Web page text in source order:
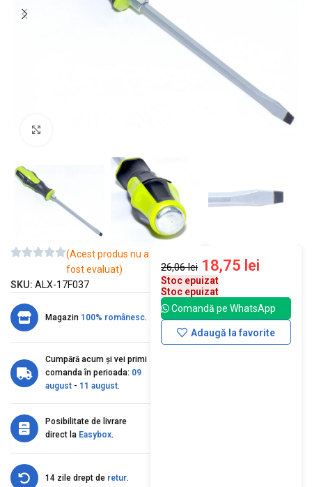
(Acest produs nu a
fost evaluat)
SKU: ALX-17F037
Magazin 100% românesc.
Cumpără acum și vei primi
comanda în perioada: 09
august - 11 august.
Posibilitate de livrare
direct la Easybox.
14 zile drept de retur.
26,06lei 18,75 lei
Stoc epuizat
Stoc epuizat
Comandă pe WhatsApp
Adaugă la favorite